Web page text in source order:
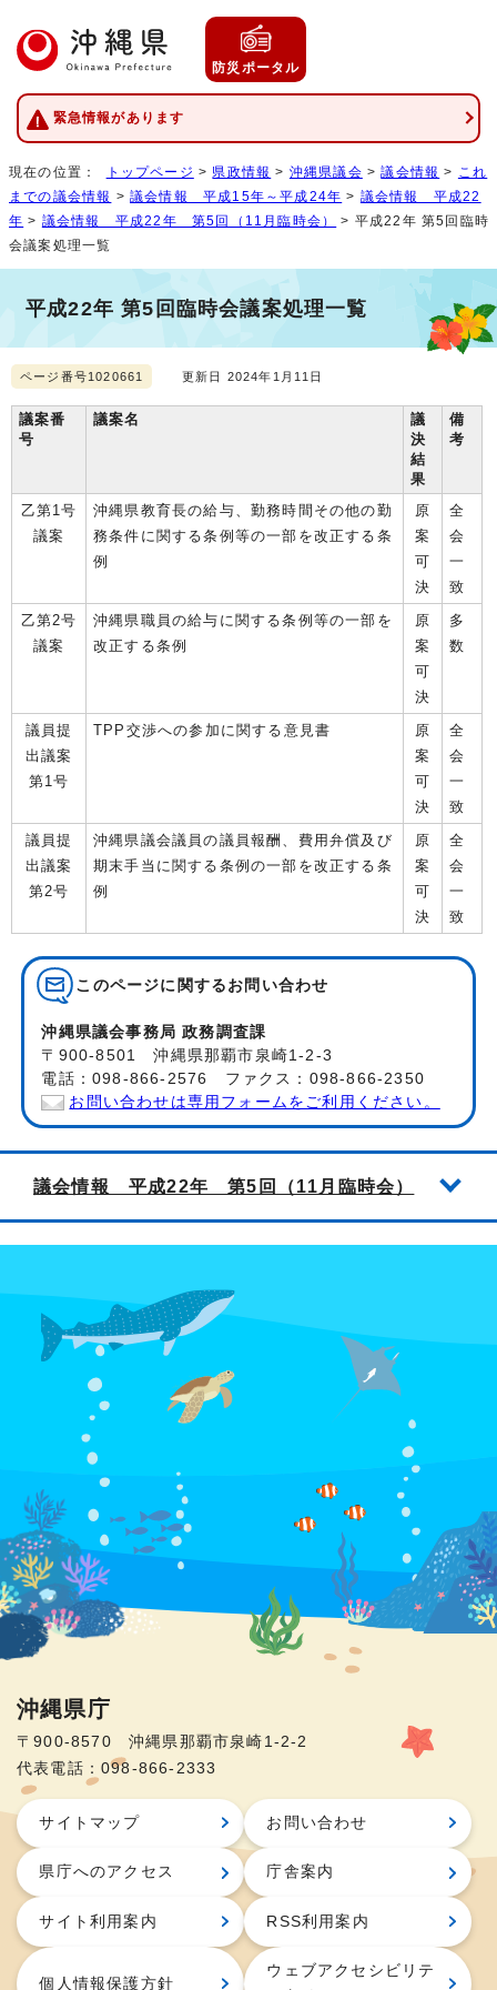
防災ポータル
緊急情報があります
現在の位置： トップページ > 県政情報 > 沖縄県議会 >議会情報 >
これ
までの議会情報 >議会情報 平成15年～平成24年 > 議会情報 平成22
年 > 議会情報 平成22年 第5回（11月臨時会）
> 平成22年 第5回臨時
会議案処理一覧
平成22年 第5回臨時会議案処理一覧
ページ番号1020661 更新日 2024年1月11日
議案番
号
議案名
議
決
結
果
備
考
乙第1号
議案
沖縄県教育長の給与、勤務時間その他の勤
務条件に関する条例等の一部を改正する条
例
原
案
可
決
全
会
一
致
乙第2号
議案
沖縄県職員の給与に関する条例等の一部を
改正する条例
原
案
可
決
多
数
議員提
出議案
第1号
TPP交渉への参加に関する意見書
原
案
可
決
全
会
一
致
議員提
出議案
第2号
沖縄県議会議員の議員報酬、費用弁償及び
期末手当に関する条例の一部を改正する条
例
原
案
可
決
全
会
一
致
このページに関する お問い合わせ
沖縄県議会事務局 政務調査課
〒900-8501 沖縄県那覇市泉崎1-2-3
電話：098-866-2576 ファクス：098-866-2350
お問い合わせは専用フォームをご利用ください。
議会情報 平成22年 第5回（11月臨時会）
沖縄県庁
〒900-8570 沖縄県那覇市泉崎1-2-2
代表電話：098-866-2333
サイトマップ お問い合わせ
県庁へのアクセス 庁舎案内
サイト利用案内 RSS利用案内
個人情報保護方針
ウェブアクセシビリテ